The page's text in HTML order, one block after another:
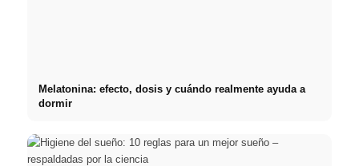
Melatonina: efecto, dosis y cuándo realmente ayuda a
dormir